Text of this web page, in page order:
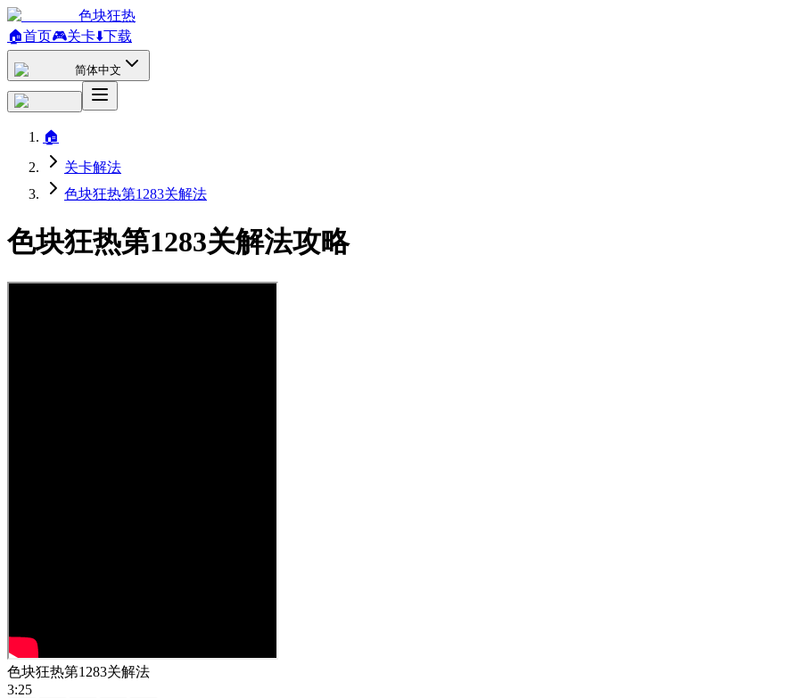
色块狂热
🏠首页🎮关卡⬇️下载
简体中文
🏠
关卡解法
色块狂热第1283关解法
色块狂热第1283关解法攻略
色块狂热第1283关解法
3:25